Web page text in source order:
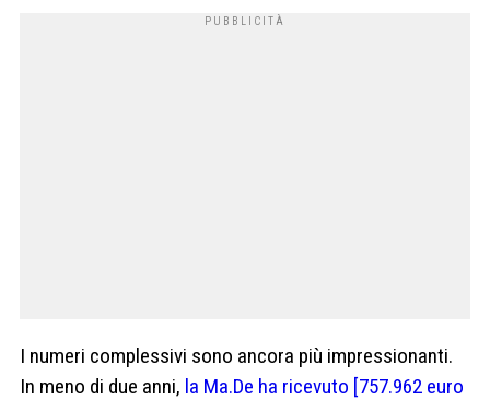
I numeri complessivi sono ancora più impressionanti.
In meno di due anni, la Ma.De ha ricevuto [757.962 euro